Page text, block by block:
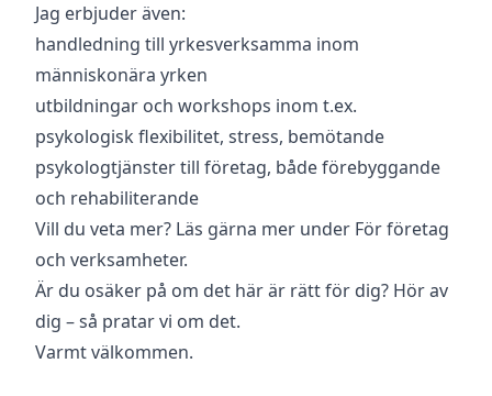
Jag erbjuder även:
handledning till yrkesverksamma inom
människonära yrken
utbildningar och workshops inom t.ex.
psykologisk flexibilitet, stress, bemötande
psykologtjänster till företag, både förebyggande
och rehabiliterande
Vill du veta mer? Läs gärna mer under För företag
och verksamheter.
Är du osäker på om det här är rätt för dig? Hör av
dig – så pratar vi om det.
Varmt välkommen.